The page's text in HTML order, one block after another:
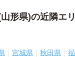
形県)の近隣エ
宮城県 秋田県